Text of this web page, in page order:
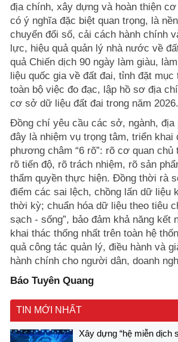
địa chính, xây dựng và hoàn thiện
có ý nghĩa đặc biệt quan trọng, là
chuyển đổi số, cải cách hành chính
lực, hiệu quả quản lý nhà nước về
quả Chiến dịch 90 ngày làm giàu,
liệu quốc gia về đất đai, tỉnh đặt mục
toàn bộ việc đo đạc, lập hồ sơ địa
cơ sở dữ liệu đất đai trong năm 2026.
Đồng chí yêu cầu các sở, ngành, địa
đây là nhiệm vụ trọng tâm, triển khai
phương châm “6 rõ”: rõ cơ quan
rõ tiến độ, rõ trách nhiệm, rõ sản
thẩm quyền thực hiện. Đồng thời rà
điểm các sai lệch, chồng lấn dữ liệu
thời kỳ; chuẩn hóa dữ liệu theo tiêu
sạch - sống”, bảo đảm khả năng kết
khai thác thống nhất trên toàn hệ
quả công tác quản lý, điều hành và
hành chính cho người dân, doanh
Báo Tuyên Quang
TIN MỚI NHẤT
Xây dựng “hệ miễn dịch